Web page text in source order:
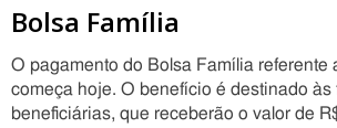
Bolsa Família
O pagamento do Bolsa Família referente
começa hoje. O benefício é destinado às
beneficiárias, que receberão o valor de